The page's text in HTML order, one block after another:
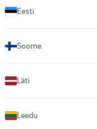
Eesti
Soome
Läti
Leedu